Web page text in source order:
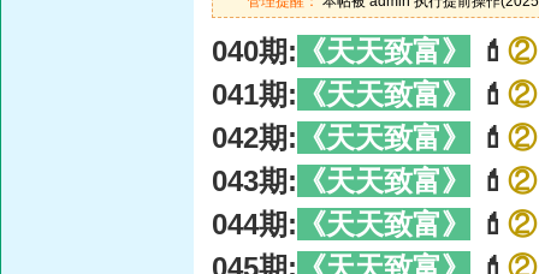
040期: 《天天致富》 💄 ②
041期: 《天天致富》 💄 ②
042期: 《天天致富》 💄 ②
043期: 《天天致富》 💄 ②
044期: 《天天致富》 💄 ②
045期: 《天天致富》 💄 ②